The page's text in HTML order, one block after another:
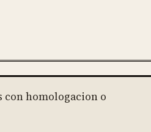
con homologacion o